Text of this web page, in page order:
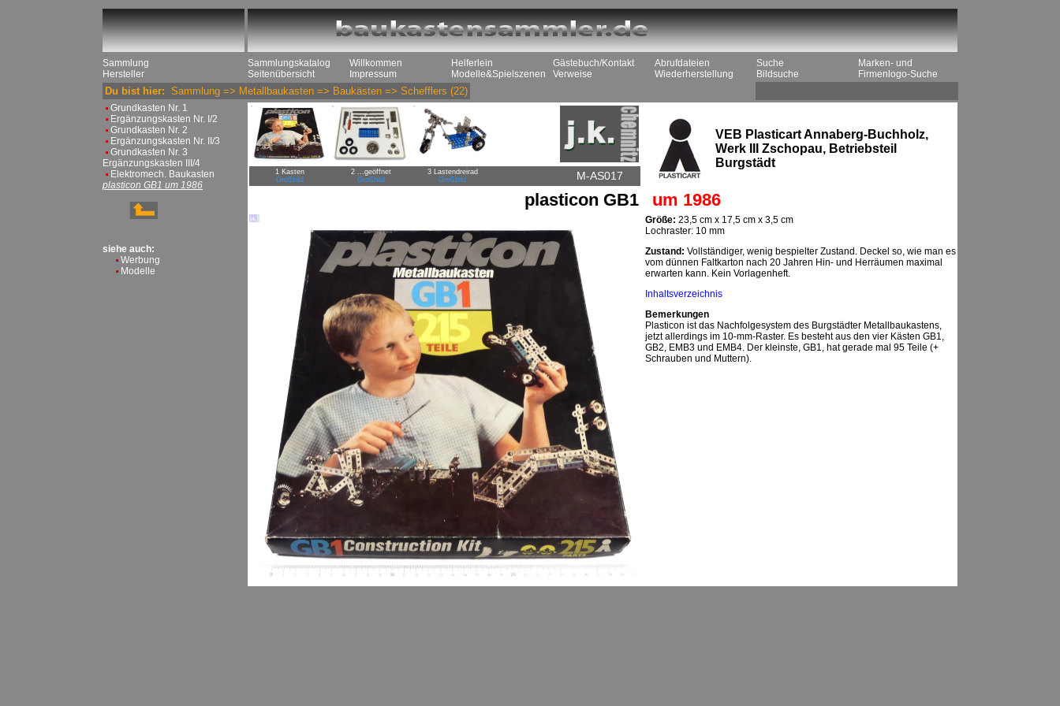
Sammlung
Hersteller
Sammlungskatalog
Seitenübersicht
Willkommen
Impressum
Helferlein
Modelle&Spielszenen
Gästebuch/Kontakt
Verweise
Abrufdateien
Wiederherstellung
Suche
Bildsuche
Marken- und
Firmenlogo-Suche
Du bist hier: Sammlung => Metallbaukasten => Baukästen => Schefflers (22)
Grundkasten Nr. 1
Ergänzungskasten Nr. I/2
Grundkasten Nr. 2
Ergänzungskasten Nr. II/3
Grundkasten Nr. 3
Ergänzungskasten III/4
Elektromech. Baukasten
plasticon GB1 um 1986
siehe auch:
Werbung
Modelle
1 Kasten
Großbild
2 ...geöffnet
Großbild
3 Lastendreirad
Großbild
M-AS017
VEB Plasticart Annaberg-Buchholz,
Werk III Zschopau, Betriebsteil
Burgstädt
plasticon GB1 um 1986
Größe: 23,5 cm x 17,5 cm x 3,5 cm
Lochraster: 10 mm
Zustand: Vollständiger, wenig bespielter Zustand. Deckel so, wie man es
vom dünnen Faltkarton nach 20 Jahren Hin- und Herräumen maximal
erwarten kann. Kein Vorlagenheft.
Inhaltsverzeichnis
Bemerkungen
Plasticon ist das Nachfolgesystem des Burgstädter Metallbaukastens,
jetzt allerdings im 10-mm-Raster. Es besteht aus den vier Kästen GB1,
GB2, EMB3 und EMB4. Der kleinste, GB1, hat gerade mal 95 Teile (+
Schrauben und Muttern).